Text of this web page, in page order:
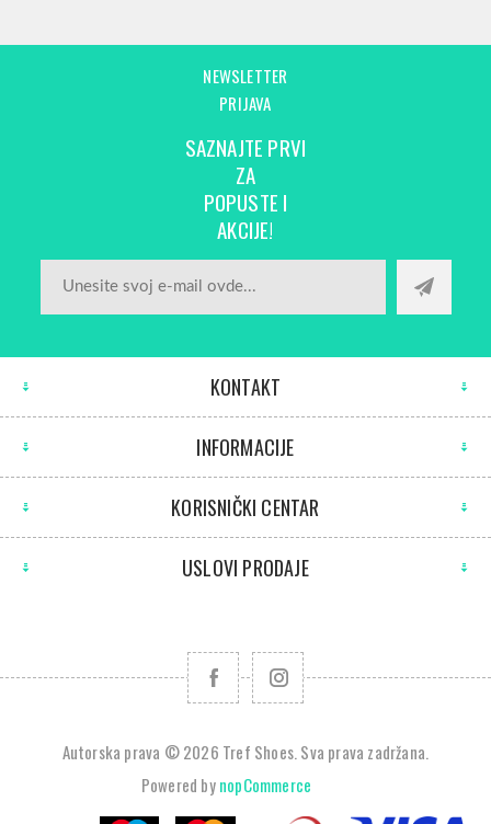
NEWSLETTER
PRIJAVA
SAZNAJTE PRVI
ZA
POPUSTE I
AKCIJE!
KONTAKT
INFORMACIJE
KORISNIČKI CENTAR
USLOVI PRODAJE
Autorska prava © 2026 Tref Shoes. Sva prava zadržana.
Powered bynopCommerce